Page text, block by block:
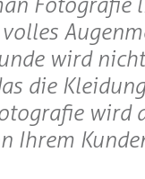
wird
die
wird
Ihrem